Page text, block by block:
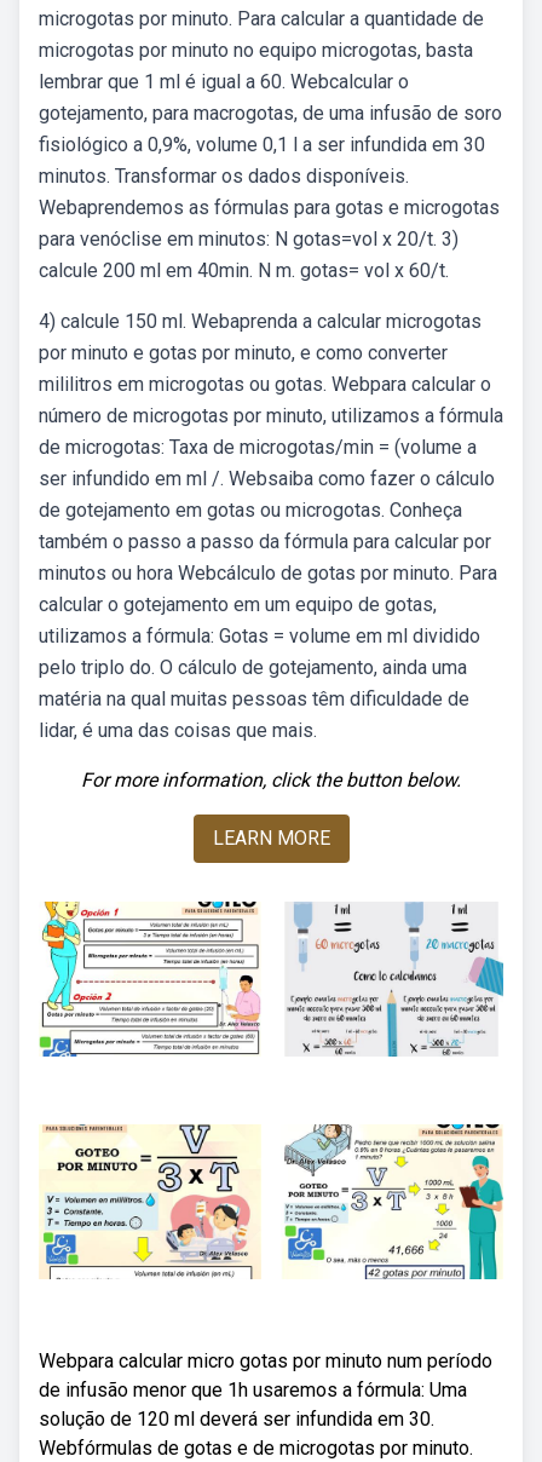
microgotas por minuto. Para calcular a quantidade de
microgotas por minuto no equipo microgotas, basta
lembrar que 1 ml é igual a 60. Webcalcular o
gotejamento, para macrogotas, de uma infusão de soro
fisiológico a 0,9%, volume 0,1 l a ser infundida em 30
minutos. Transformar os dados disponíveis.
Webaprendemos as fórmulas para gotas e microgotas
para venóclise em minutos: N gotas=vol x 20/t. 3)
calcule 200 ml em 40min. N m. gotas= vol x 60/t.
4) calcule 150 ml. Webaprenda a calcular microgotas
por minuto e gotas por minuto, e como converter
mililitros em microgotas ou gotas. Webpara calcular o
número de microgotas por minuto, utilizamos a fórmula
de microgotas: Taxa de microgotas/min = (volume a
ser infundido em ml /. Websaiba como fazer o cálculo
de gotejamento em gotas ou microgotas. Conheça
também o passo a passo da fórmula para calcular por
minutos ou hora Webcálculo de gotas por minuto. Para
calcular o gotejamento em um equipo de gotas,
utilizamos a fórmula: Gotas = volume em ml dividido
pelo triplo do. O cálculo de gotejamento, ainda uma
matéria na qual muitas pessoas têm dificuldade de
lidar, é uma das coisas que mais.
For more information, click the button below.
LEARN MORE
Webpara calcular micro gotas por minuto num período
de infusão menor que 1h usaremos a fórmula: Uma
solução de 120 ml deverá ser infundida em 30.
Webfórmulas de gotas e de microgotas por minuto.